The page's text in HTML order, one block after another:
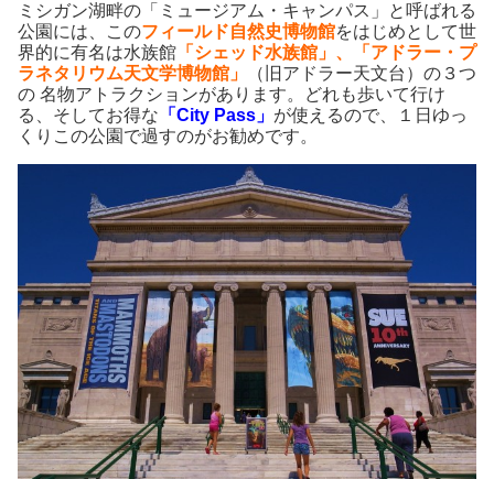
ミシガン湖畔の「ミュージアム・キャンパス」と呼ばれる
公園には、このフィールド自然史博物館をはじめとして世
界的に有名は水族館 「シェッド水族館」、「アドラー・プ
ラネタリウム天文学博物館」
（旧アドラー天文台）の３つ
の 名物アトラクションがあります。どれも歩いて行け
る、そしてお得な 「City Pass」 が使えるので、１日ゆっ
くりこの公園で過すのがお勧めです。